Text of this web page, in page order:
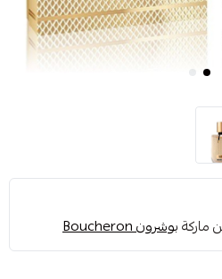
ماركةبوشرون Boucheron